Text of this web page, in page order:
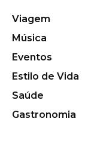
Viagem
Música
Eventos
Estilo de Vida
Saúde
Gastronomia